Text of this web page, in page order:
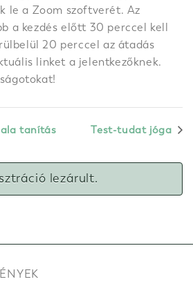
le a Zoom szoftverét. Az
a kezdés előtt 30 perccel kell
20 perccel az átadás
linket a jelentkezőknek.
tanítás Test-tudat jóga
lezárult.